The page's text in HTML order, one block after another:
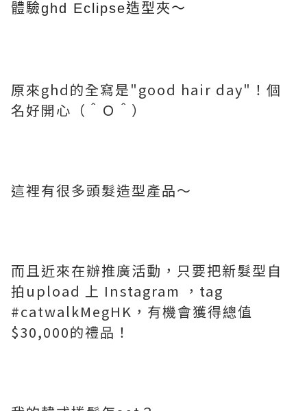
體驗ghd Eclipse造型夾～
原來ghd的全寫是"good hair day"！個
名好開心（＾Ｏ＾）
這裡有很多頭髮造型產品～
而且近來在辦推廣活動，只要把新髮型自
拍upload 上 Instagram ，tag
#catwalkMegHK，有機會獲得總值
$30,000的禮品！